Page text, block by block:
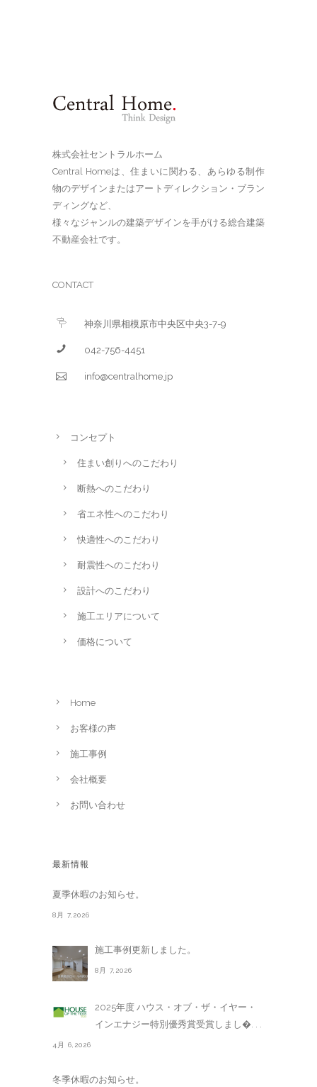
株式会社セントラルホーム
Central Homeは、住まいに関わる、あらゆる制作
物のデザインまたはアートディレクション・ブラン
ディングなど、
様々なジャンルの建築デザインを手がける総合建築
不動産会社です。
CONTACT
神奈川県相模原市中央区中央3-7-9
042-756-4451
info@centralhome.jp
コンセプト
住まい創りへのこだわり
断熱へのこだわり
省エネ性へのこだわり
快適性へのこだわり
耐震性へのこだわり
設計へのこだわり
施工エリアについて
価格について
Home
お客様の声
施工事例
会社概要
お問い合わせ
最新情報
夏季休暇のお知らせ。
8月 7,2026
施工事例更新しました。
8月 7,2026
2025年度 ハウス・オブ・ザ・イヤー・
インエナジー特別優秀賞受賞しまし�. . .
4月 6,2026
冬季休暇のお知らせ。